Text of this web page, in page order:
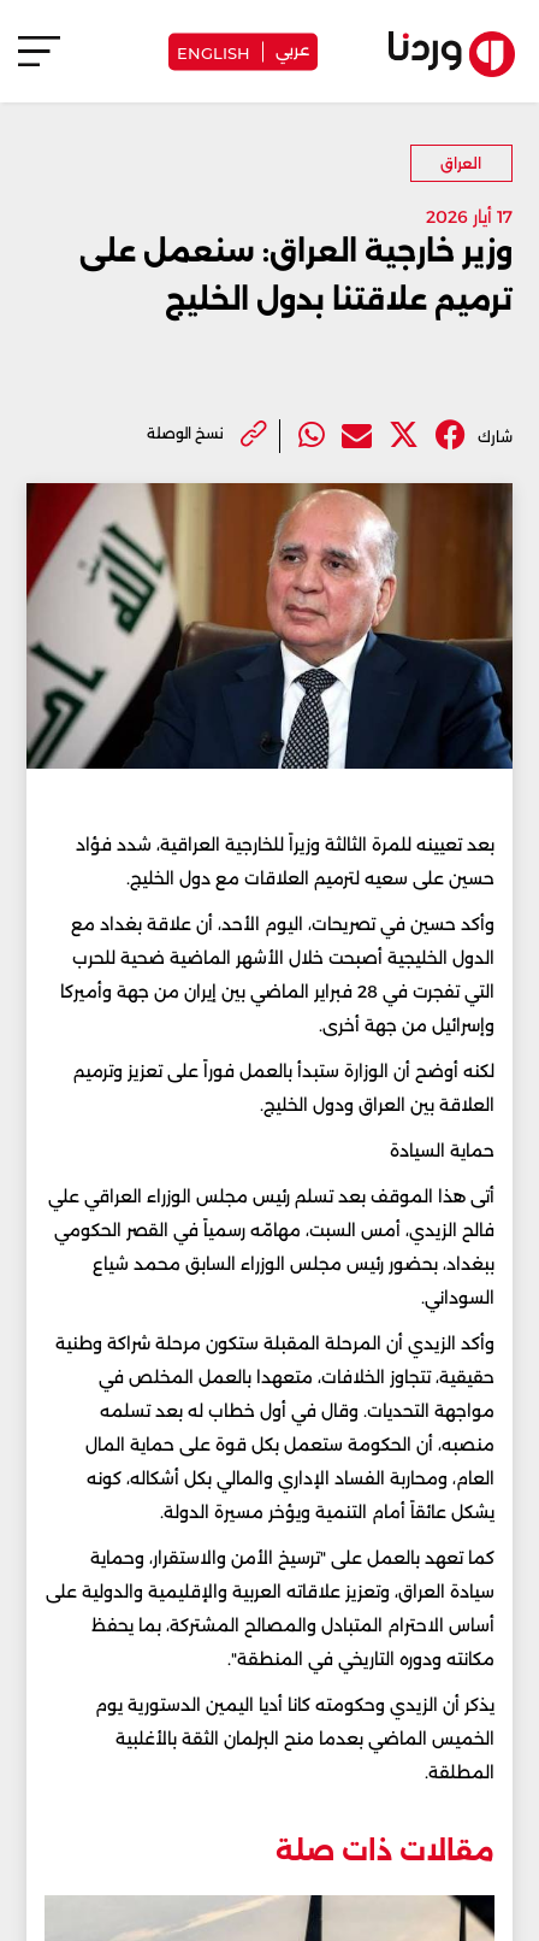
عربي ENGLISH
العراق
17 أيار 2026
وزير خارجية العراق: سنعمل على
ترميم علاقتنا بدول الخليج
شارك نسخ الوصلة
بعد تعيينه للمرة الثالثة وزيراً للخارجية العراقية، شدد فؤاد
حسين على سعيه لترميم العلاقات مع دول الخليج.
وأكد حسين في تصريحات، اليوم الأحد، أن علاقة بغداد مع
الدول الخليجية أصبحت خلال الأشهر الماضية ضحية للحرب
التي تفجرت في 28 فبراير الماضي بين إيران من جهة وأميركا
وإسرائيل من جهة أخرى.
لكنه أوضح أن الوزارة ستبدأ بالعمل فوراً على تعزيز وترميم
العلاقة بين العراق ودول الخليج.
حماية السيادة
أتى هذا الموقف بعد تسلم رئيس مجلس الوزراء العراقي علي
فالح الزيدي، أمس السبت، مهامّه رسمياً في القصر الحكومي
ببغداد، بحضور رئيس مجلس الوزراء السابق محمد شياع
السوداني.
وأكد الزيدي أن المرحلة المقبلة ستكون مرحلة شراكة وطنية
حقيقية، تتجاوز الخلافات، متعهدا بالعمل المخلص في
مواجهة التحديات. وقال في أول خطاب له بعد تسلمه
منصبه، أن الحكومة ستعمل بكل قوة على حماية المال
العام، ومحاربة الفساد الإداري والمالي بكل أشكاله، كونه
يشكل عائقاً أمام التنمية ويؤخر مسيرة الدولة.
كما تعهد بالعمل على "ترسيخ الأمن والاستقرار، وحماية
سيادة العراق، وتعزيز علاقاته العربية والإقليمية والدولية على
أساس الاحترام المتبادل والمصالح المشتركة، بما يحفظ
مكانته ودوره التاريخي في المنطقة".
يذكر أن الزيدي وحكومته كانا أديا اليمين الدستورية يوم
الخميس الماضي بعدما منح البرلمان الثقة بالأغلبية
المطلقة.
مقالات ذات صلة